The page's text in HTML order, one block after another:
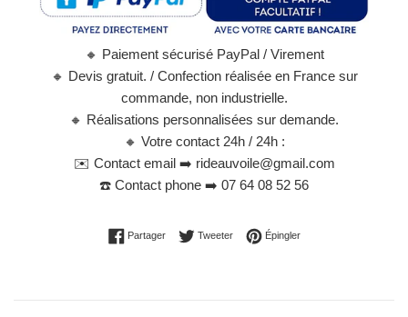
🔸 Paiement sécurisé PayPal / Virement
🔸 Devis gratuit. / Confection réalisée en France sur
commande, non industrielle.
🔸 Réalisations personnalisées sur demande.
🔸 Votre contact 24h / 24h :
✉️ Contact email ➡️ rideauvoile@gmail.com
☎️ Contact phone ➡️ 07 64 08 52 56
PartagerPartager sur Facebook
TweeterTweeter sur Twitter
ÉpinglerÉpingler sur Pinterest